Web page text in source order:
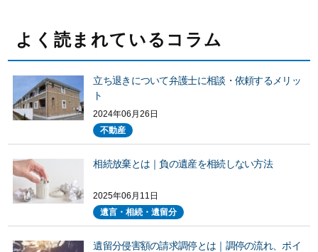
よく読まれているコラム
立ち退きについて弁護士に相談・依頼するメリッ
ト
2024年06月26日
不動産
相続放棄とは｜負の遺産を相続しない方法
2025年06月11日
遺言・相続・遺留分
遺留分侵害額の請求調停とは｜調停の流れ、ポイ